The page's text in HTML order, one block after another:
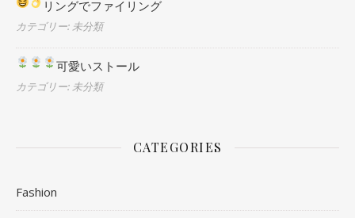
リングでファイリング
カテゴリー: 未分類
可愛いストール
カテゴリー: 未分類
CATEGORIES
Fashion